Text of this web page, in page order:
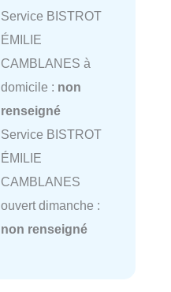
Service BISTROT
ÉMILIE
CAMBLANES à
domicile : non
renseigné
Service BISTROT
ÉMILIE
CAMBLANES
ouvert dimanche :
non renseigné